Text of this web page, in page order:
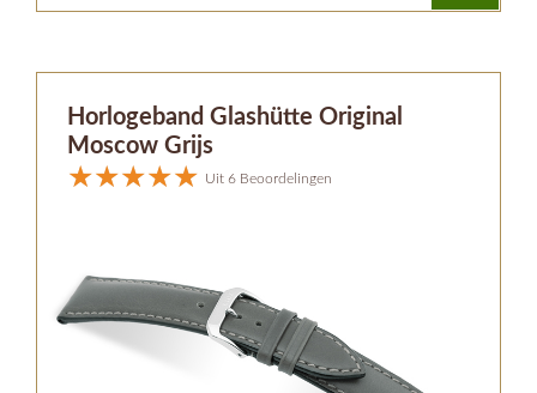
Horlogeband Glashütte Original
Moscow Grijs
Uit 6 Beoordelingen